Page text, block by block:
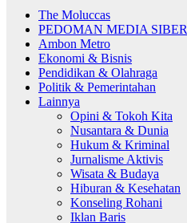
The Moluccas
PEDOMAN MEDIA SIBER
Ambon Metro
Ekonomi & Bisnis
Pendidikan & Olahraga
Politik & Pemerintahan
Lainnya
Opini & Tokoh Kita
Nusantara & Dunia
Hukum & Kriminal
Jurnalisme Aktivis
Wisata & Budaya
Hiburan & Kesehatan
Konseling Rohani
Iklan Baris